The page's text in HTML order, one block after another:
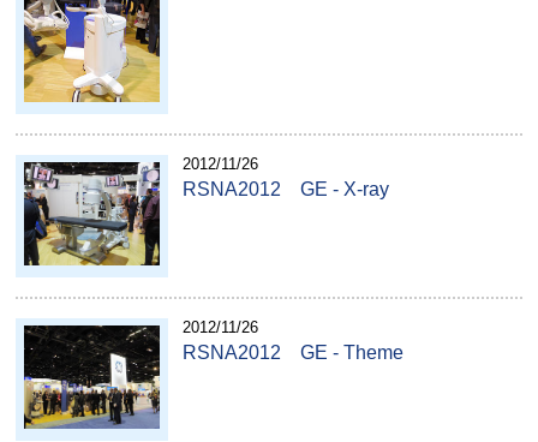
2012/11/26
RSNA2012 GE - X-ray
2012/11/26
RSNA2012 GE - Theme